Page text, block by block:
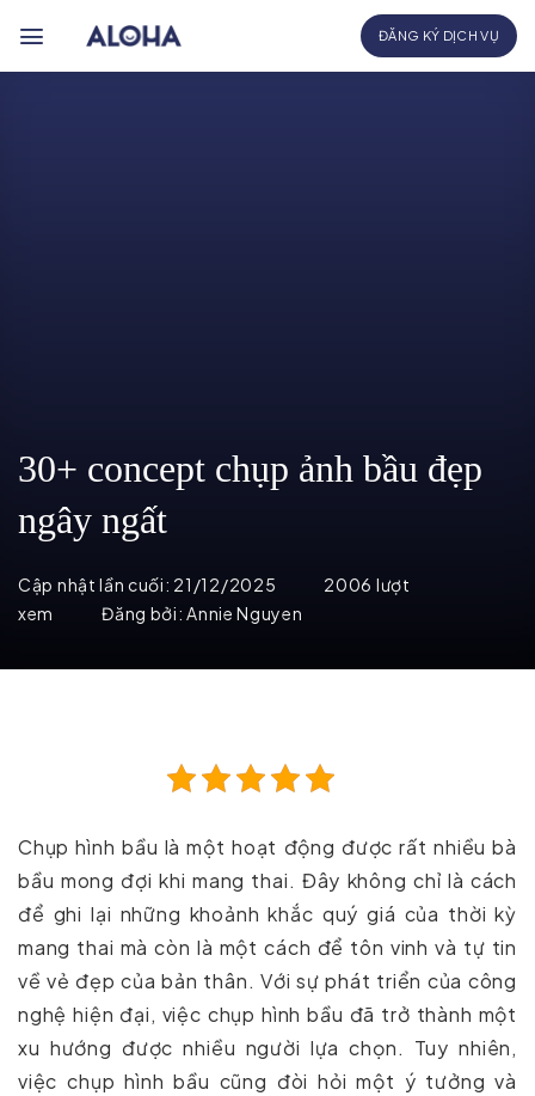
qua
ĐĂNG KÝ DỊCH VỤ
30+ concept chụp ảnh bầu đẹp
ngây ngất
Cập nhật lần cuối: 21/12/2025
2006 lượt
xem
Đăng bởi:Annie Nguyen
Chụp hình bầu là một hoạt động được rất nhiều bà
bầu mong đợi khi mang thai. Đây không chỉ là cách
để ghi lại những khoảnh khắc quý giá của thời kỳ
mang thai mà còn là một cách để tôn vinh và tự tin
về vẻ đẹp của bản thân. Với sự phát triển của công
nghệ hiện đại, việc chụp hình bầu đã trở thành một
xu hướng được nhiều người lựa chọn. Tuy nhiên,
việc chụp hình bầu cũng đòi hỏi một ý tưởng và